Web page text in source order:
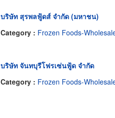
บริษัท สุรพลฟู้ดส์ จำกัด (มหาชน)
Category : Frozen Foods-
บริษัท จันทบุรีโฟรเซ่นฟู้ด จำกัด
Category : Frozen Foods-